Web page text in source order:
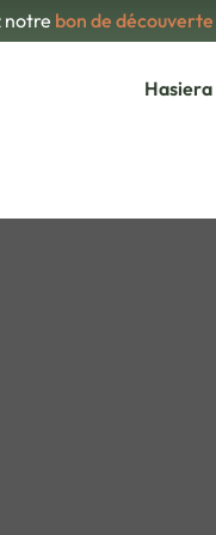
notre bon de découverte
Hasiera